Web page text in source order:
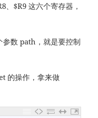
、$R9 这六个寄存器，
数 path，就是要控制
的操作，拿来做